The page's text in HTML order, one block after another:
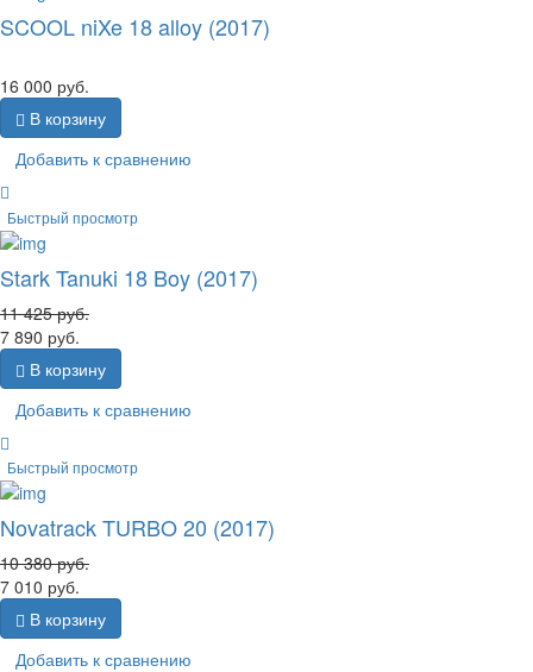
SCOOL niXe 18 alloy (2017)
16 000 руб.
В корзину
Добавить к сравнению
Быстрый просмотр
Stark Tanuki 18 Boy (2017)
11 425руб.
7 890 руб.
В корзину
Добавить к сравнению
Быстрый просмотр
Novatrack TURBO 20 (2017)
10 380руб.
7 010 руб.
В корзину
Добавить к сравнению